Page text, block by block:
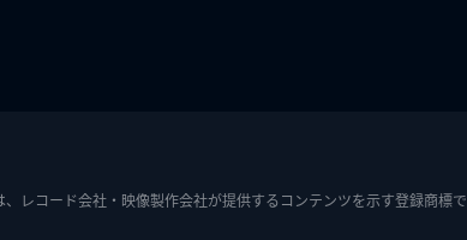
、レコード会社・映像製作会社が提供するコンテンツを示す登録商標